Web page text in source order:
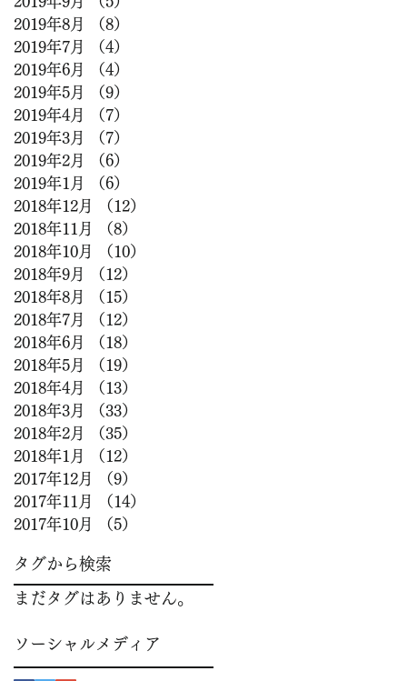
2019年8月
（8）
2019年7月
（4）
2019年6月
（4）
2019年5月
（9）
2019年4月
（7）
2019年3月
（7）
2019年2月
（6）
2019年1月
（6）
2018年12月
（12）
2018年11月
（8）
2018年10月
（10）
2018年9月
（12）
2018年8月
（15）
2018年7月
（12）
2018年6月
（18）
2018年5月
（19）
2018年4月
（13）
2018年3月
（33）
2018年2月
（35）
2018年1月
（12）
2017年12月
（9）
2017年11月
（14）
2017年10月
（5）
タグから検索
まだタグはありません。
ソーシャルメディア